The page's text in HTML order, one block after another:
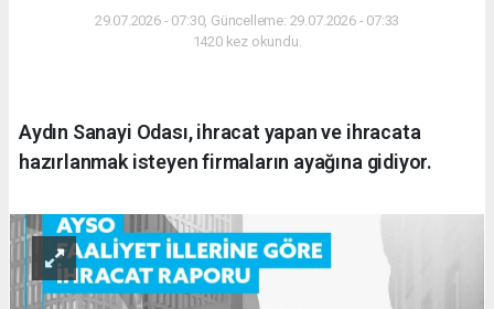
29.07.2026 - 07:30, Güncelleme: 29.07.2026 - 07:33
1420 kez okundu.
Aydın Sanayi Odası, ihracat yapan ve ihracata
hazırlanmak isteyen firmaların ayağına gidiyor.